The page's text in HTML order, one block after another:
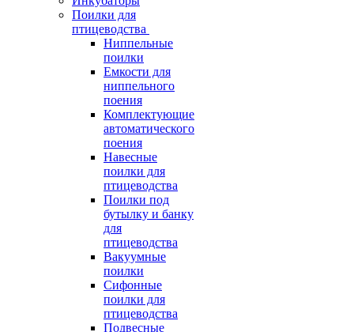
Поилки для
птицеводства
Ниппельные
поилки
Емкости для
ниппельного
поения
Комплектующие
автоматического
поения
Навесные
поилки для
птицеводства
Поилки под
бутылку и банку
для
птицеводства
Вакуумные
поилки
Сифонные
поилки для
птицеводства
Подвесные